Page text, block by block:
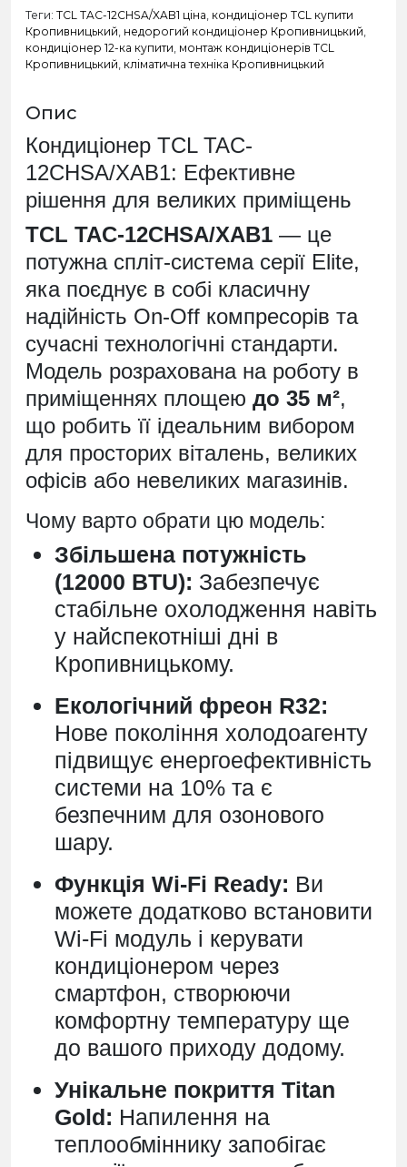
Теги: TCL TAC-12CHSA/XAB1 ціна, кондиціонер TCL купити
Кропивницький, недорогий кондиціонер Кропивницький,
кондиціонер 12-ка купити, монтаж кондиціонерів TCL
Кропивницький, кліматична техніка Кропивницький
Опис
Кондиціонер TCL TAC-
12CHSA/XAB1: Ефективне
рішення для великих приміщень
TCL TAC-12CHSA/XAB1 — це
потужна спліт-система серії Elite,
яка поєднує в собі класичну
надійність On-Off компресорів та
сучасні технологічні стандарти.
Модель розрахована на роботу в
приміщеннях площею до 35 м²,
що робить її ідеальним вибором
для просторих віталень, великих
офісів або невеликих магазинів.
Чому варто обрати цю модель:
Збільшена потужність
(12000 BTU): Забезпечує
стабільне охолодження навіть
у найспекотніші дні в
Кропивницькому.
Екологічний фреон R32:
Нове покоління холодоагенту
підвищує енергоефективність
системи на 10% та є
безпечним для озонового
шару.
Функція Wi-Fi Ready: Ви
можете додатково встановити
Wi-Fi модуль і керувати
кондиціонером через
смартфон, створюючи
комфортну температуру ще
до вашого приходу додому.
Унікальне покриття Titan
Gold: Напилення на
теплообміннику запобігає